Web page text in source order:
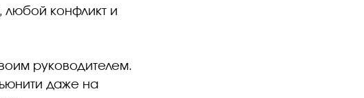
любой конфликт и
руководителем.
даже на